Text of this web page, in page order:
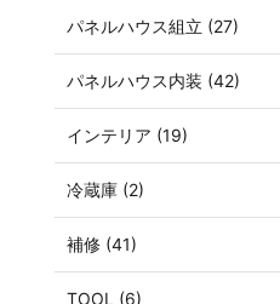
パネルハウス組立 (27)
パネルハウス内装 (42)
インテリア (19)
冷蔵庫 (2)
補修 (41)
TOOL (6)